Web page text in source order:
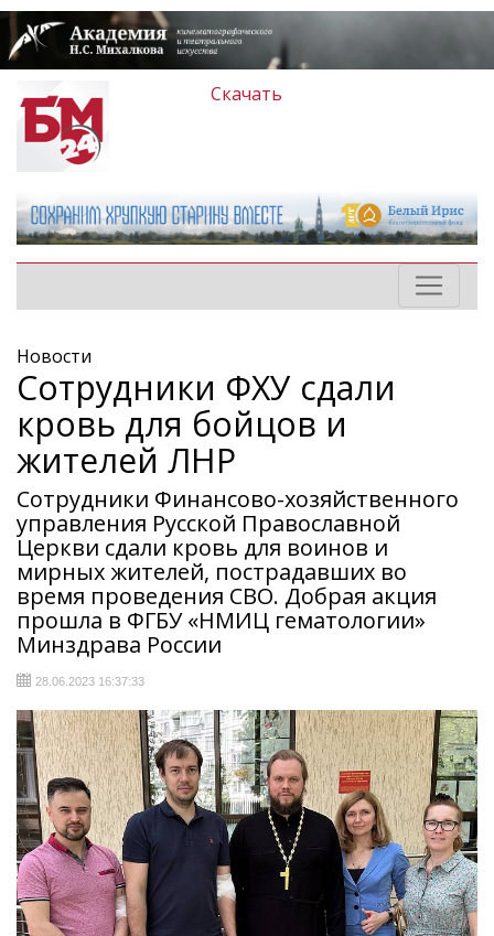
Скачать
Новости
Сотрудники ФХУ сдали
кровь для бойцов и
жителей ЛНР
Сотрудники Финансово-хозяйственного
управления Русской Православной
Церкви сдали кровь для воинов и
мирных жителей, пострадавших во
время проведения СВО. Добрая акция
прошла в ФГБУ «НМИЦ гематологии»
Минздрава России
28.06.2023 16:37:33